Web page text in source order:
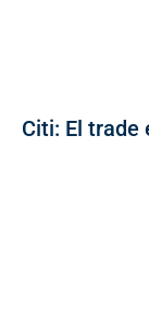
Citi: El trade